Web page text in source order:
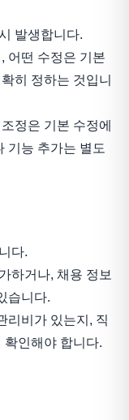
발생합니다.
어떤 수정은 기본
히 정하는 것입니
정은 기본 수정에
기능 추가는 별도
다.
하거나, 채용 정보
습니다.
리비가 있는지, 직
확인해야 합니다.